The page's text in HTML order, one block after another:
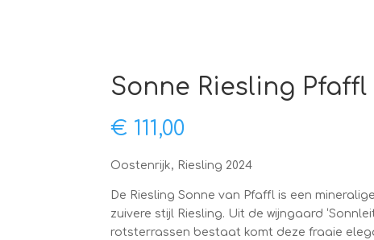
Sonne Riesling Pfaffl
€ 111,00
Oostenrijk, Riesling 2024
De Riesling Sonne van Pfaffl is een
zuivere stijl Riesling. Uit de wijngaard
rotsterrassen bestaat komt deze fraaie